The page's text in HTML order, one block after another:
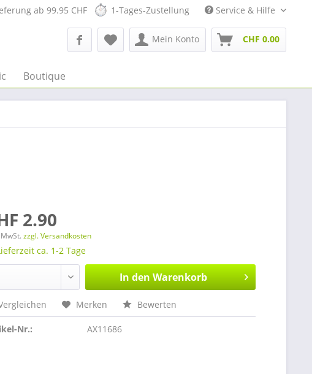
ab 99.95 CHF 1-Tages-Zustellung Service & Hilfe
Mein Konto CHF 0.00
Boutique
2.90
zzgl. Versandkosten
ca. 1-2 Tage
In den Warenkorb
Merken Bewerten
Nr.: AX11686